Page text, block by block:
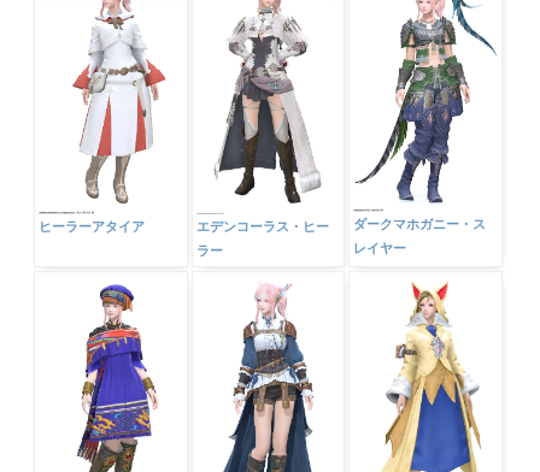
ヒーラーアタイア
エデンコーラス・ヒー
ラー
ダークマホガニー・ス
レイヤー